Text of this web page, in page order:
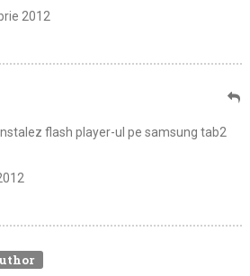
2012
flash player-ul pe samsung tab2